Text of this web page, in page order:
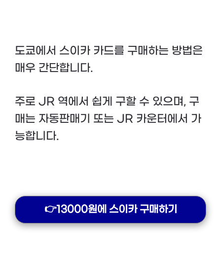
도쿄에서 스이카 카드를 구매하는 방법은
매우 간단합니다.
주로 JR 역에서 쉽게 구할 수 있으며, 구
매는 자동판매기 또는 JR 카운터에서 가
능합니다.
👉13000원에 스이카 구매하기